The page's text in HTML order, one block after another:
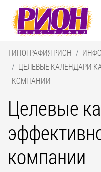
ТИПОГРАФИЯ РИОН
ЦЕЛЕВЫЕ КАЛЕНДАРИ
КОМПАНИИ
Целевые
компании